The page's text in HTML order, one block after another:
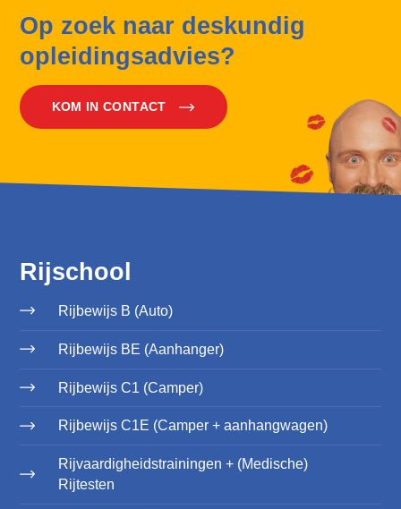
Op zoek naar deskundig
opleidingsadvies?
KOM IN CONTACT
Rijschool
Rijbewijs B (Auto)
Rijbewijs BE (Aanhanger)
Rijbewijs C1 (Camper)
Rijbewijs C1E (Camper + aanhangwagen)
Rijvaardigheidstrainingen + (Medische)
Rijtesten